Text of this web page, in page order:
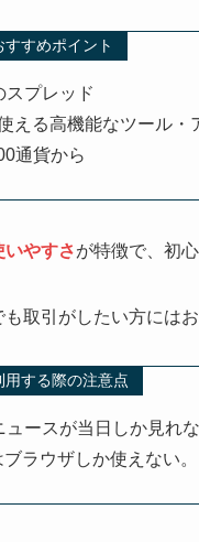
すめポイント
スプレッド
える高機能なツール・
通貨から
いやすさが特徴で、初
取引がしたい方にはお
する際の注意点
ースが当日しか見れな
ラウザしか使えない。